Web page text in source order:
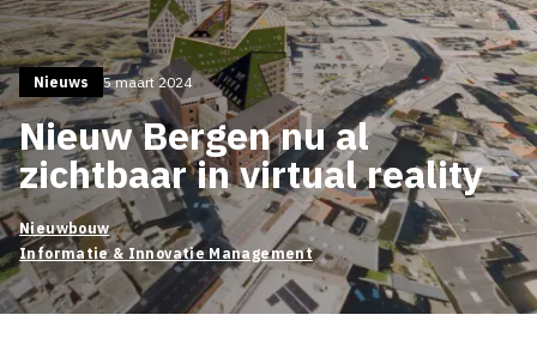
Nieuws 5 maart 2024
Nieuw Bergen nu al
zichtbaar in virtual reality
Nieuwbouw
Informatie & Innovatie Management